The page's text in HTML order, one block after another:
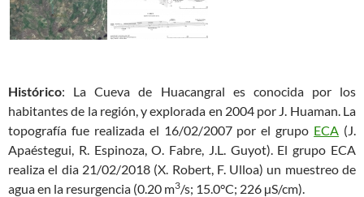
Histórico: La Cueva de Huacangral es conocida por los
habitantes de la región, y explorada en 2004 por J. Huaman. La
topografía fue realizada el 16/02/2007 por el grupo ECA (J.
Apaéstegui, R. Espinoza, O. Fabre, J.L. Guyot). El grupo ECA
realiza el dia 21/02/2018 (X. Robert, F. Ulloa) un muestreo de
agua en la resurgencia (0.20 m3/s; 15.0°C; 226 µS/cm).